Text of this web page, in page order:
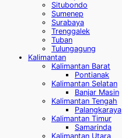
Situbondo
Sumenep
Surabaya
Trenggalek
Tuban
Tulungagung
Kalimantan
Kalimantan Barat
Pontianak
Kalimantan Selatan
Banjar Masin
Kalimantan Tengah
Palangkaraya
Kalimantan Timur
Samarinda
Kalimantan Utara